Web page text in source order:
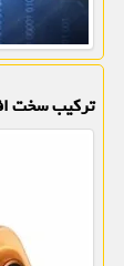
ترکیب سخت